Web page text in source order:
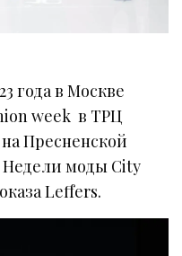
года в Москве
week в ТРЦ
Пресненской
моды City
Leffers.